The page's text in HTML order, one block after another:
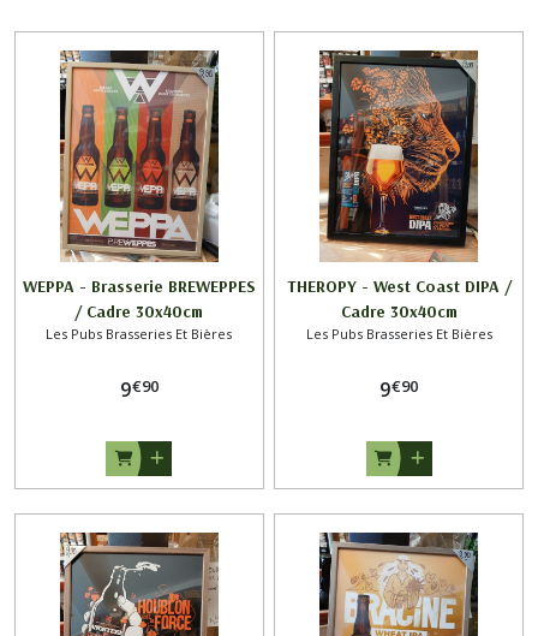
WEPPA - Brasserie BREWEPPES
/ Cadre 30x40cm
Les Pubs Brasseries Et Bières
9€90
THEROPY - West Coast DIPA /
Cadre 30x40cm
Les Pubs Brasseries Et Bières
9€90